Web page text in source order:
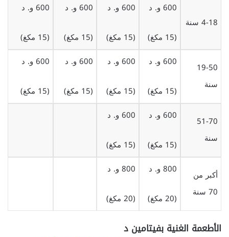
4-18 سنة
600 و. د
(15 مكغ)
600 و. د
(15 مكغ)
600 و. د
(15 مكغ)
600 و. د
(15 مكغ)
19-50
سنة
600 و. د
(15 مكغ)
600 و. د
(15 مكغ)
600 و. د
(15 مكغ)
600 و. د
(15 مكغ)
51-70
سنة
600 و. د
(15 مكغ)
600 و. د
(15 مكغ)
أكبر من
70 سنة
800 و. د
(20 مكغ)
800 و. د
(20 مكغ)
الأطعمة الغنية بفيتامين د